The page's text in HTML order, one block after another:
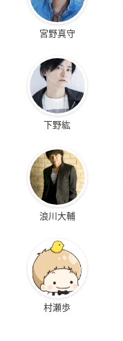
宮野真守
下野紘
浪川大輔
村瀬歩